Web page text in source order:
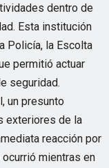
dentro de
Esta institución
Policía, la Escolta
permitió actuar
seguridad.
un presunto
exteriores de la
reacción por
mientras en